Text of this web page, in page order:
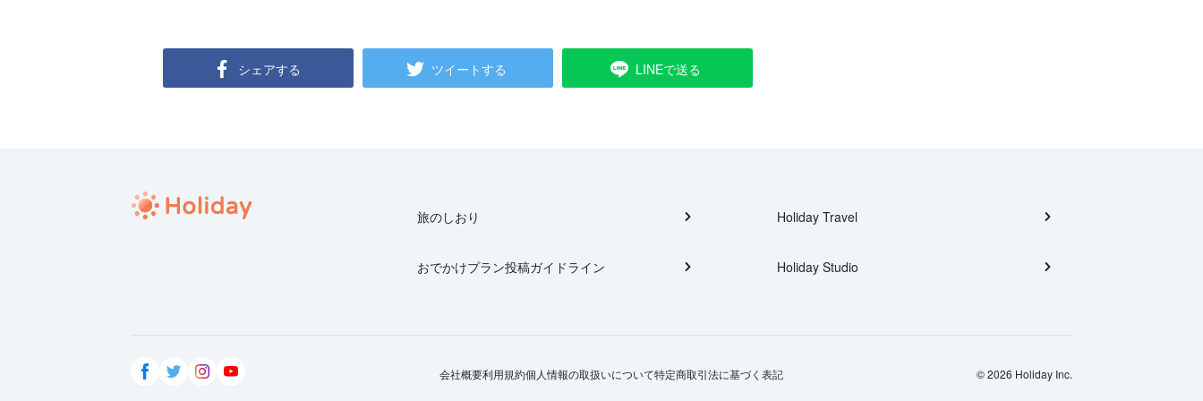
シェアする ツイートする LINEで送る
旅のしおり
おでかけプラン投稿ガイドライン
Holiday Travel
Holiday Studio
会社概要利用規約個人情報の取扱いについて特定商取引法に基づく表記 © 2026 Holiday Inc.